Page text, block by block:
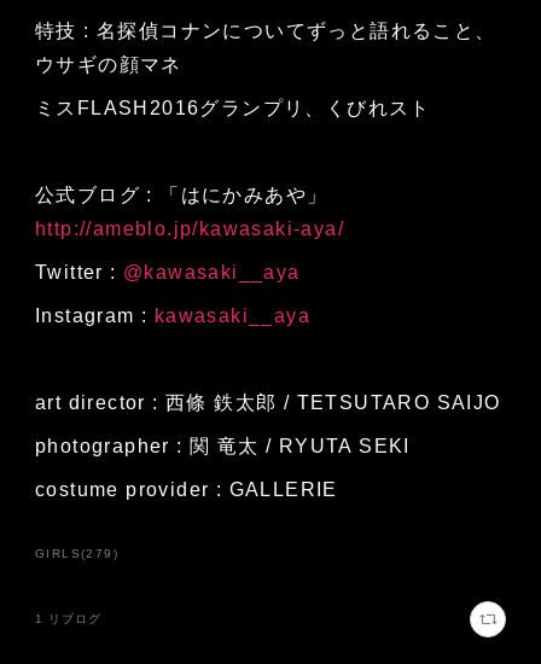
特技 : 名探偵コナンについてずっと語れること、
ウサギの顔マネ
ミスFLASH2016グランプリ、くびれスト
公式ブログ : 「はにかみあや」
http://ameblo.jp/kawasaki-aya/
Twitter : @kawasaki__aya
Instagram : kawasaki__aya
art director : 西條 鉄太郎 / TETSUTARO SAIJO
photographer : 関 竜太 / RYUTA SEKI
costume provider : GALLERIE
GIRLS(279 )
1 リブログ